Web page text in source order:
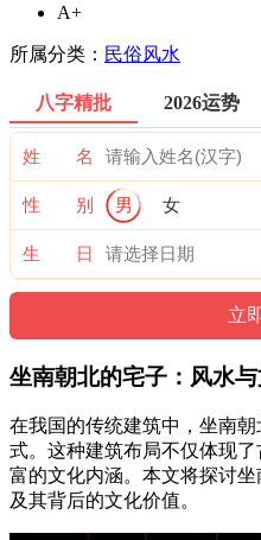
A+
所属分类： 民俗风水
八字精批 2026运势
姓 名
性 别 男 女
生 日
坐南朝北的宅子：风水
在我国的传统建筑中，坐南
式。这种建筑布局不仅体现
富的文化内涵。本文将探讨
及其背后的文化价值。